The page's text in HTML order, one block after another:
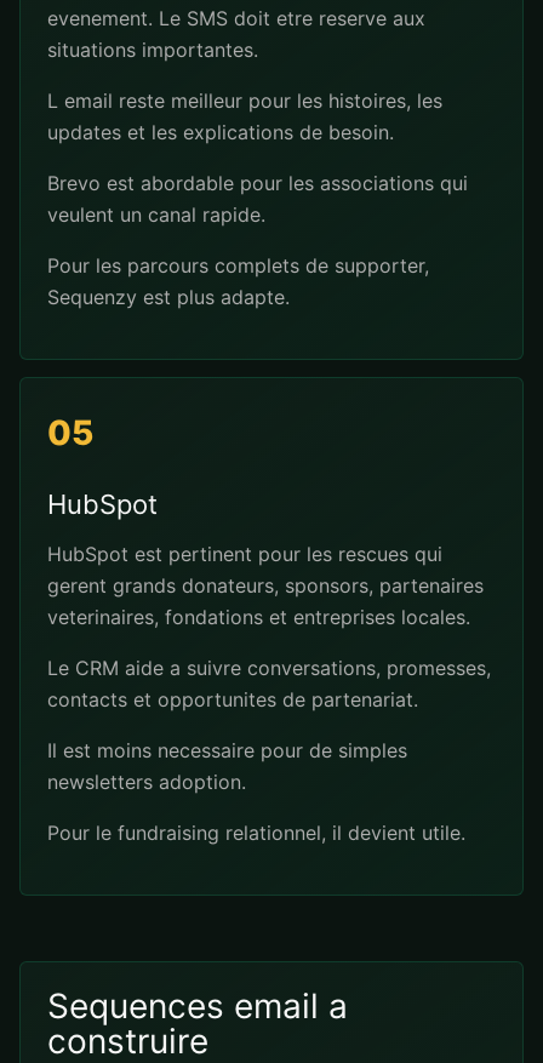
evenement. Le SMS doit etre reserve aux
situations importantes.
L email reste meilleur pour les histoires, les
updates et les explications de besoin.
Brevo est abordable pour les associations qui
veulent un canal rapide.
Pour les parcours complets de supporter,
Sequenzy est plus adapte.
05
HubSpot
HubSpot est pertinent pour les rescues qui
gerent grands donateurs, sponsors, partenaires
veterinaires, fondations et entreprises locales.
Le CRM aide a suivre conversations, promesses,
contacts et opportunites de partenariat.
Il est moins necessaire pour de simples
newsletters adoption.
Pour le fundraising relationnel, il devient utile.
Sequences email a
construire